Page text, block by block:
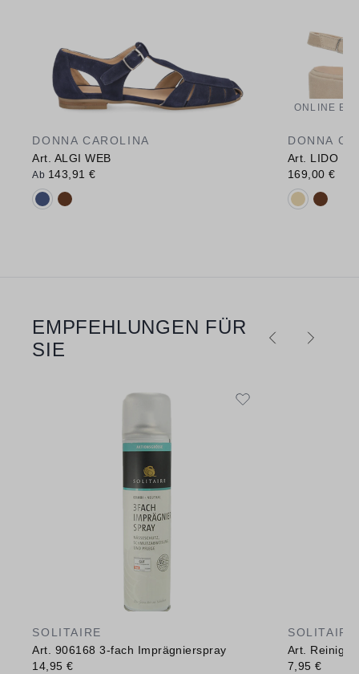
DONNA CAROLINA
Art. ALGI WEB
Ab 143,91 €
Verfügbare Farbvarianten:
ONLINE
DONNA
Art. LIDO
169,00 €
Verfügbare
Produktgalerie überspringen
EMPFEHLUNGEN FÜR
SIE
SOLITAIRE
Art. 906168 3-fach Imprägnierspray
14,95 €
SOLITAIRE
Art.
7,95 €